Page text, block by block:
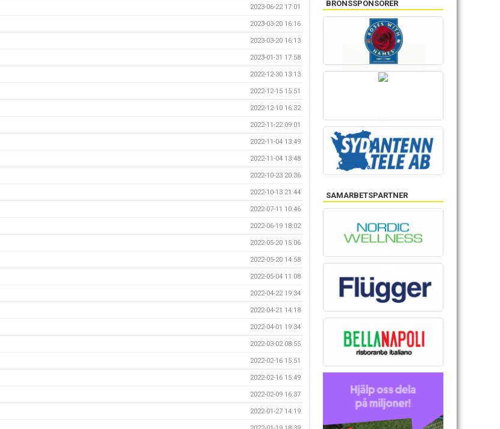
2023-06-22 17:01
2023-03-20 16:16
2023-03-20 16:13
2023-01-31 17:58
2022-12-30 13:13
2022-12-15 15:51
2022-12-10 16:32
2022-11-22 09:01
2022-11-04 13:49
2022-11-04 13:48
2022-10-23 20:36
2022-10-13 21:44
2022-07-11 10:46
2022-06-19 18:02
2022-05-20 15:06
2022-05-20 14:58
2022-05-04 11:08
2022-04-22 19:34
2022-04-21 14:18
2022-04-01 19:34
2022-03-02 08:55
2022-02-16 15:51
2022-02-16 15:49
2022-02-09 16:37
2022-01-27 14:19
BRONSSPONSORER
SAMARBETSPARTNER